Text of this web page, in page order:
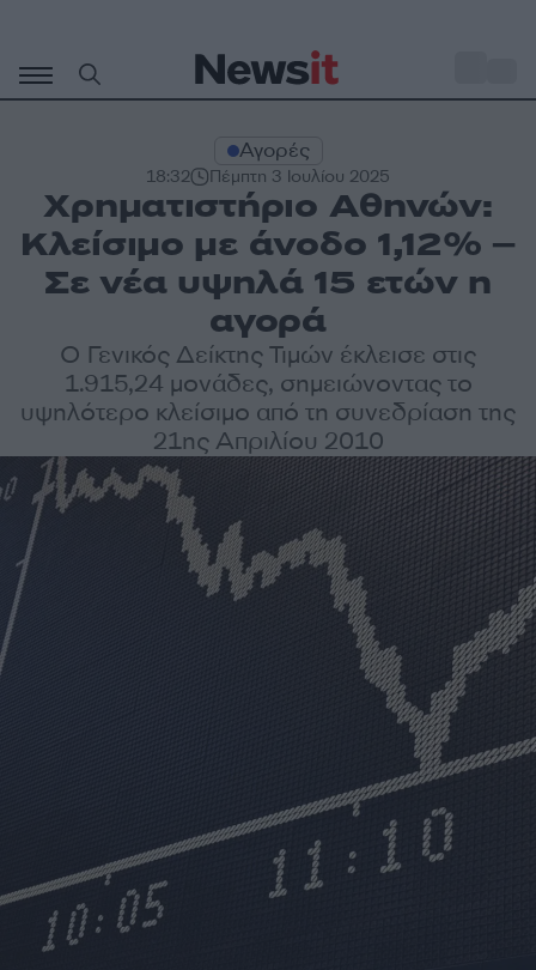
περιεχόμενο
Αγορές
18:32 Πέμπτη 3 Ιουλίου 2025
Χρηματιστήριο Αθηνών:
Κλείσιμο με άνοδο 1,12% –
Σε νέα υψηλά 15 ετών η
αγορά
O Γενικός Δείκτης Τιμών έκλεισε στις
1.915,24 μονάδες, σημειώνοντας το
υψηλότερο κλείσιμο από τη συνεδρίαση της
21ης Απριλίου 2010